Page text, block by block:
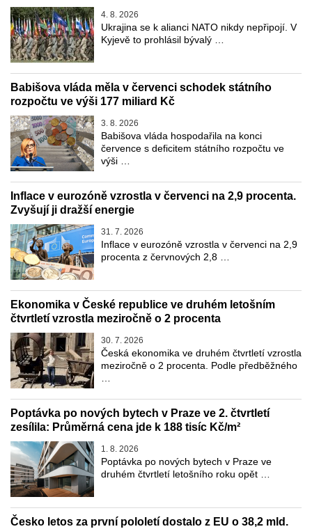
4. 8. 2026
Ukrajina se k alianci NATO nikdy nepřipojí. V
Kyjevě to prohlásil bývalý …
Babišova vláda měla v červenci schodek státního
rozpočtu ve výši 177 miliard Kč
3. 8. 2026
Babišova vláda hospodařila na konci
července s deficitem státního rozpočtu ve
výši …
Inflace v eurozóně vzrostla v červenci na 2,9 procenta.
Zvyšují ji dražší energie
31. 7. 2026
Inflace v eurozóně vzrostla v červenci na 2,9
procenta z červnových 2,8 …
Ekonomika v České republice ve druhém letošním
čtvrtletí vzrostla meziročně o 2 procenta
30. 7. 2026
Česká ekonomika ve druhém čtvrtletí vzrostla
meziročně o 2 procenta. Podle předběžného
…
Poptávka po nových bytech v Praze ve 2. čtvrtletí
zesílila: Průměrná cena jde k 188 tisíc Kč/m²
1. 8. 2026
Poptávka po nových bytech v Praze ve
druhém čtvrtletí letošního roku opět …
Česko letos za první pololetí dostalo z EU o 38,2 mld.